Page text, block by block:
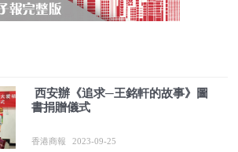
​ 西安辦《追求─王銘軒的故事》圖
書捐贈儀式
香港商報 2023-09-25